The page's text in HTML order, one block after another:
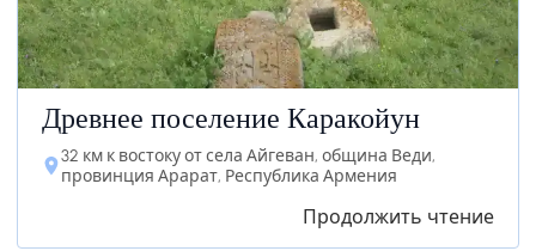
Древнее поселение Каракойун
32 км к востоку от села Айгеван, община Веди,
провинция Арарат, Республика Армения
Продолжить чтение